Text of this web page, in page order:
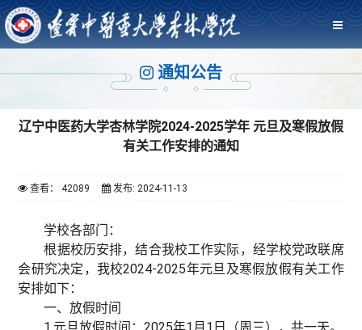
通知公告
辽宁中医药大学杏林学院2024-2025学年 元旦及寒假放假
有关工作安排的通知
查看： 42089 发布: 2024-11-13
学校各部门：
根据校历安排，结合我校工作实际，经学校党政联席
会研究决定，我校2024-2025年元旦及寒假放假有关工作
安排如下：
一、放假时间